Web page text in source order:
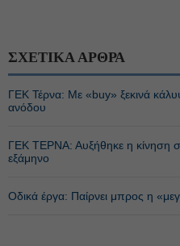
ΣΧΕΤΙΚΑ ΑΡΘΡΑ
ΓΕΚ Τέρνα: Με «buy» ξεκινά
ανόδου
ΓΕΚ ΤΕΡΝΑ: Αυξήθηκε η κίνηση
εξάμηνο
Οδικά έργα: Παίρνει μπρος η